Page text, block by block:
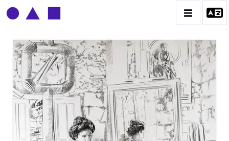
CLAUDE GROBÉTY
BIOGRAPHIE
CATALOGUE DES OEUVRES